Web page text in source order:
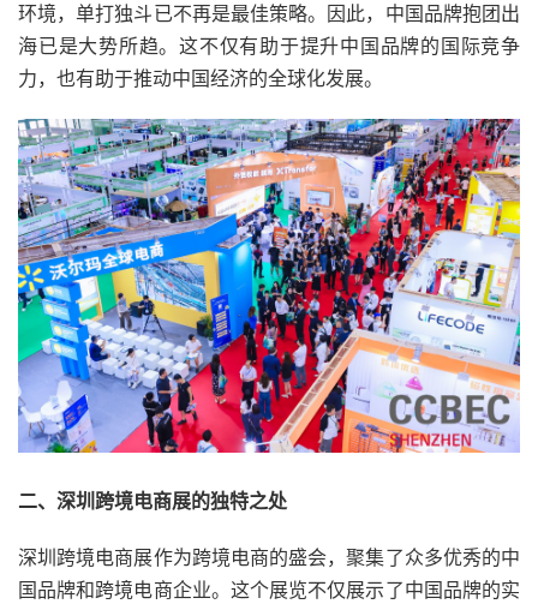
环境，单打独斗已不再是最佳策略。因此，中国品牌抱团出
海已是大势所趋。这不仅有助于提升中国品牌的国际竞争
力，也有助于推动中国经济的全球化发展。
二、深圳跨境电商展的独特之处
深圳跨境电商展作为跨境电商的盛会，聚集了众多优秀的中
国品牌和跨境电商企业。这个展览不仅展示了中国品牌的实